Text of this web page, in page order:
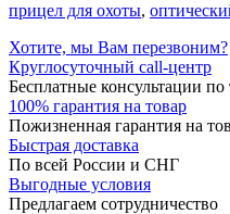
прицел для охоты,
Хотите, мы Вам перезвоним?
Круглосуточный call-центр
Бесплатные консультации по
100% гарантия на товар
Пожизненная гарантия на
Быстрая доставка
По всей России и СНГ
Выгодные условия
Предлагаем сотрудничество